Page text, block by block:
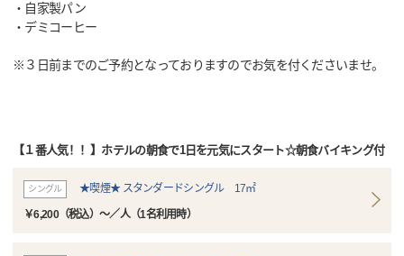
・自家製パン
・デミコーヒー
※３日前までのご予約となっておりますのでお気を付くださいませ。
【１番人気！！】ホテルの朝食で1日を元気にスタート☆朝食バイキング付
シングル ★喫煙★ スタンダードシングル 17㎡
￥6,200（税込）～／人（1名利用時）